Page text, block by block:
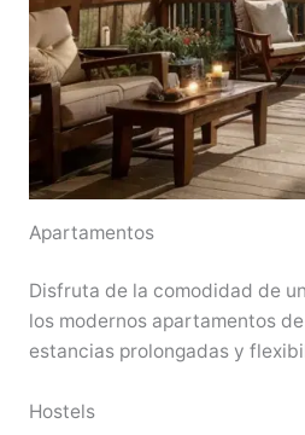
Apartamentos
Disfruta de la comodidad de
los modernos apartamentos
estancias prolongadas y
Hostels